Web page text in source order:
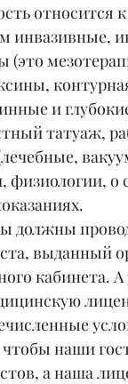
относится
инвазивные,
(это
и
татуаж,
физиологии, о
должны
выданный
кабинета.
наши
а наша